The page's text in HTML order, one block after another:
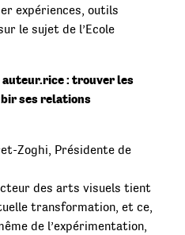
expériences, outils
le sujet de l’Ecole
: trouver les
ses relations
Zoghi, Présidente de
des arts visuels tient
transformation, et ce,
de l’expérimentation,